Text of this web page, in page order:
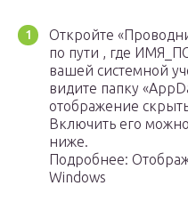
Откройте
по пути , где
вашей системной
видите папку
отображение
Включить его
ниже.
Подробнее:
Windows